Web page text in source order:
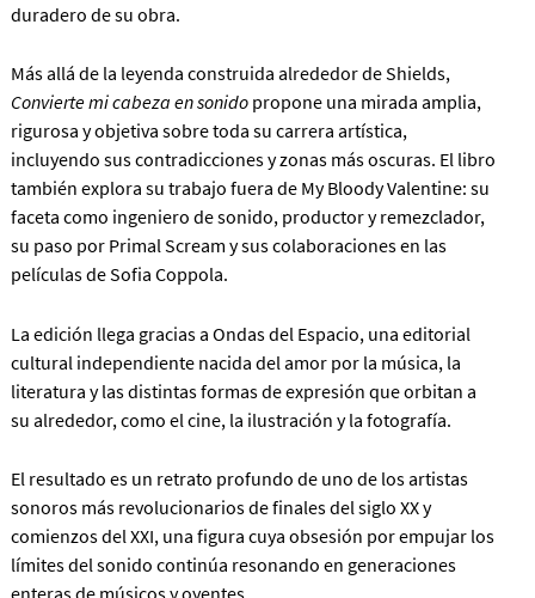
duradero de su obra.
Más allá de la leyenda construida alrededor de Shields,
Convierte mi cabeza en sonidopropone una mirada amplia,
rigurosa y objetiva sobre toda su carrera artística,
incluyendo sus contradicciones y zonas más oscuras. El libro
también explora su trabajo fuera de My Bloody Valentine: su
faceta como ingeniero de sonido, productor y remezclador,
su paso por Primal Scream y sus colaboraciones en las
películas de Sofia Coppola.
La edición llega gracias a Ondas del Espacio, una editorial
cultural independiente nacida del amor por la música, la
literatura y las distintas formas de expresión que orbitan a
su alrededor, como el cine, la ilustración y la fotografía.
El resultado es un retrato profundo de uno de los artistas
sonoros más revolucionarios de finales del siglo XX y
comienzos del XXI, una figura cuya obsesión por empujar los
límites del sonido continúa resonando en generaciones